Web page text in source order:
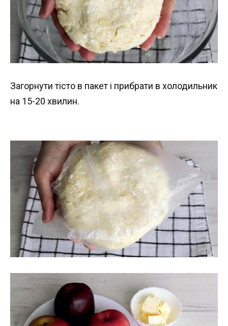
Загорнути тісто в пакет і прибрати в холодильник
на 15-20 хвилин.